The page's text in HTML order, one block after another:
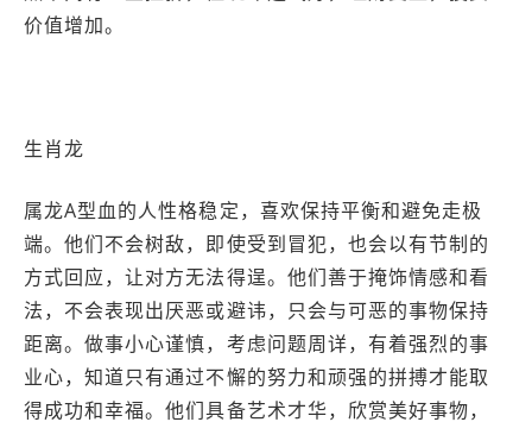
价值增加。
生肖龙
属龙A型血的人性格稳定，喜欢保持平衡和避免走极
端。他们不会树敌，即使受到冒犯，也会以有节制的
方式回应，让对方无法得逞。他们善于掩饰情感和看
法，不会表现出厌恶或避讳，只会与可恶的事物保持
距离。做事小心谨慎，考虑问题周详，有着强烈的事
业心，知道只有通过不懈的努力和顽强的拼搏才能取
得成功和幸福。他们具备艺术才华，欣赏美好事物，